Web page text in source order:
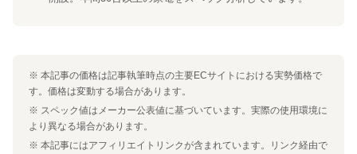
※ 本記事の価格は記事執筆時点の主要ECサイトにおける実勢価格で
す。価格は変動する場合があります。
※ スペック値はメーカー公表値に基づいています。実際の使用環境に
より異なる場合があります。
※ 本記事にはアフィリエイトリンクが含まれています。リンク経由で